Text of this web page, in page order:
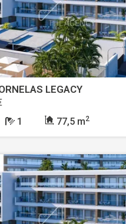
LEGACY
1 77,5 m2